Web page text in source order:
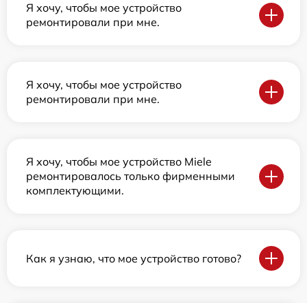
Я хочу, чтобы мое устройство
ремонтировали при мне.
Я хочу, чтобы мое устройство
ремонтировали при мне.
Я хочу, чтобы мое устройство Miele
ремонтировалось только фирменными
комплектующими.
Как я узнаю, что мое устройство готово?